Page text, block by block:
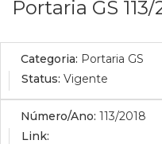
Portaria GS 113/
Categoria: Portaria GS
Status: Vigente
Número/Ano: 113/2018
Link: